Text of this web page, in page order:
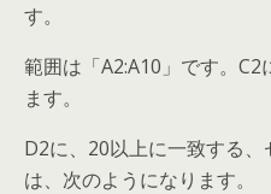
す。
範囲は「A2:A10」です。
ます。
D2に、20以上に一致する
は、次のようになります。